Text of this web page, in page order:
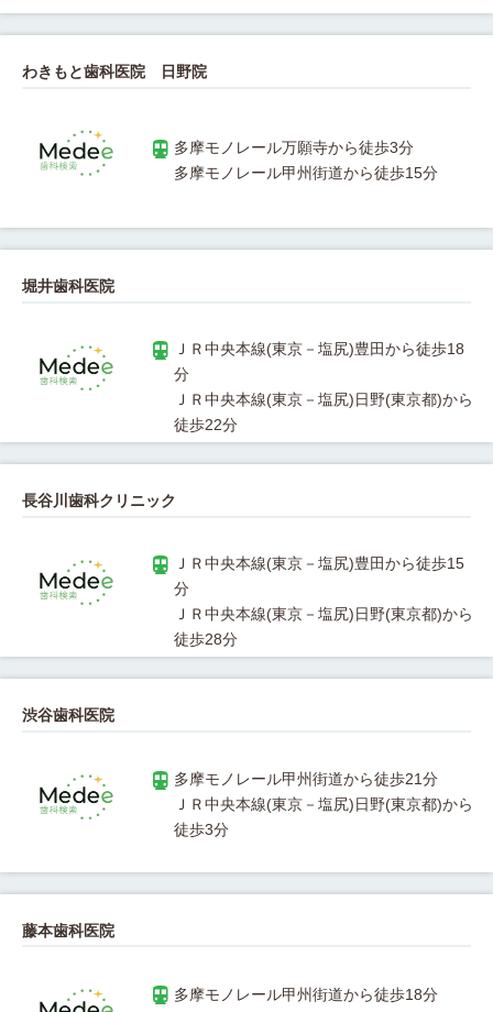
わきもと歯科医院 日野院
堀井歯科医院
ＪＲ中央本線(東京－塩尻)豊田から徒歩18
ＪＲ中央本線(東京－塩尻)日野(東京都)から
長谷川歯科クリニック
ＪＲ中央本線(東京－塩尻)豊田から徒歩15
ＪＲ中央本線(東京－塩尻)日野(東京都)から
渋谷歯科医院
ＪＲ中央本線(東京－塩尻)日野(東京都)から
藤本歯科医院